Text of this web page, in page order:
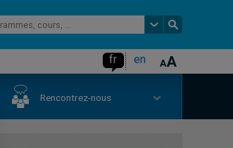
fr en
Rencontrez-nous